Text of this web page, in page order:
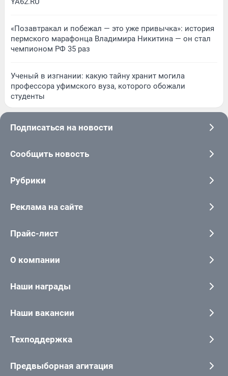
«Позавтракал и побежал — это уже привычка»: история
пермского марафонца Владимира Никитина — он стал
чемпионом РФ 35 раз
Ученый в изгнании: какую тайну хранит могила
профессора уфимского вуза, которого обожали
студенты
Подписаться на новости
Сообщить новость
Рубрики
Реклама на сайте
Прайс-лист
О компании
Наши награды
Наши вакансии
Техподдержка
Предвыборная агитация